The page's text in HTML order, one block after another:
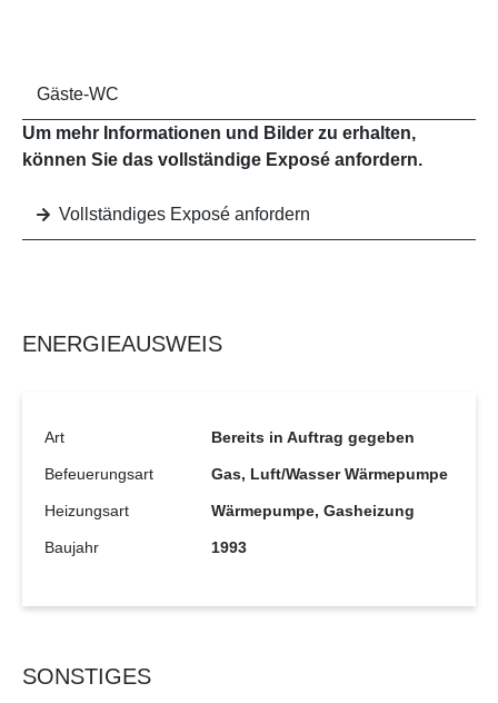
Gäste-WC
Um mehr Informationen und Bilder zu erhalten,
können Sie das vollständige Exposé anfordern.
Vollständiges Exposé anfordern
ENERGIEAUSWEIS
Art Bereits in Auftrag gegeben
Befeuerungsart Gas, Luft/Wasser Wärmepumpe
Heizungsart Wärmepumpe, Gasheizung
Baujahr 1993
SONSTIGES